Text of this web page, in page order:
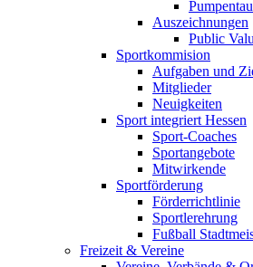
Auszeichnungen
Public
Sportkommision
Aufgaben und
Mitglieder
Neuigkeiten
Sport integriert Hessen
Sport-Coaches
Sportangebote
Mitwirkende
Sportförderung
Förderrichtlinie
Sportlerehrung
Fußball
Freizeit & Vereine